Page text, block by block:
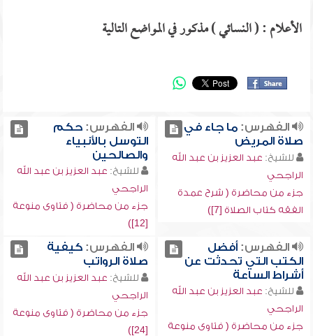
الأعلام : ( النسائي ) مذكور في المواضع التالية
الفهرس:ما جاء في
صلاة المريض
للشيخ: عبد العزيز بن عبد الله
الراجحي
جزء من محاضرة ( شرح عمدة
الفقه كتاب الصلاة [7])
الفهرس:حكم
التوسل بالأنبياء
والصالحين
للشيخ: عبد العزيز بن عبد الله
الراجحي
جزء من محاضرة ( فتاوى منوعة
[12])
الفهرس:أفضل
الكتب التي تحدثت عن
أشراط الساعة
للشيخ: عبد العزيز بن عبد الله
الراجحي
جزء من محاضرة ( فتاوى منوعة
الفهرس:كيفية
صلاة الرواتب
للشيخ: عبد العزيز بن عبد الله
الراجحي
جزء من محاضرة ( فتاوى منوعة
[24])